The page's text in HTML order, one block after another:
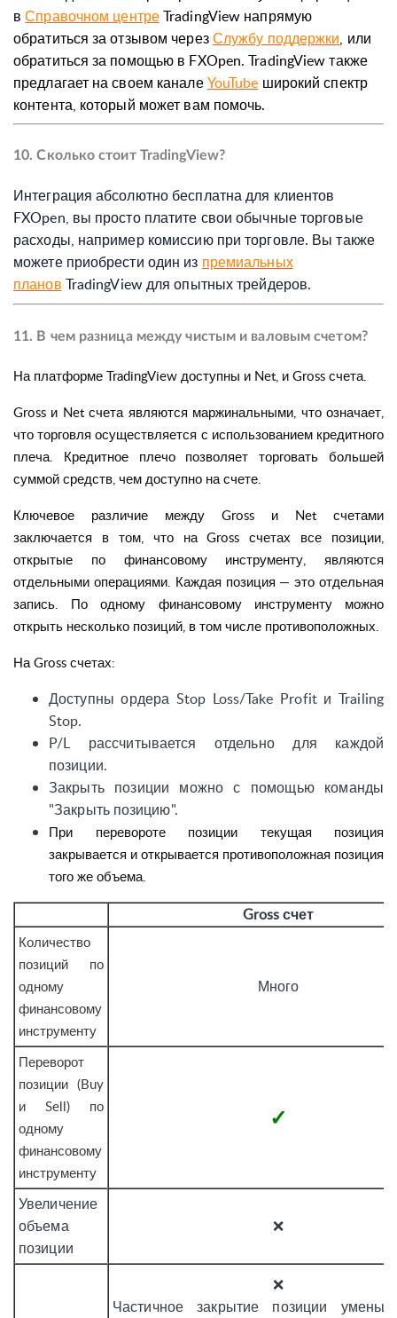
вСправочном центреTradingView напрямую
обратиться за отзывом черезСлужбу поддержки, или
обратиться за помощью в FXOpen. TradingView также
предлагает на своем каналеYouTube широкий спектр
контента, который может вам помочь.
10. Сколько стоит TradingView?
Интеграция абсолютно бесплатна для клиентов
FXOpen, вы просто платите свои обычные торговые
расходы, например комиссию при торговле. Вы также
можете приобрести один из премиальных
планов TradingView для опытных трейдеров.
11. В чем разница между чистым и валовым счетом?
На платформе TradingView доступны и Net, и Gross счета.
Gross и Net счета являются маржинальными, что означает,
что торговля осуществляется с использованием кредитного
плеча. Кредитное плечо позволяет торговать большей
суммой средств, чем доступно на счете.
Ключевое различие между Gross и Net счетами
заключается в том, что на Gross счетах все позиции,
открытые по финансовому инструменту, являются
отдельными операциями. Каждая позиция — это отдельная
запись. По одному финансовому инструменту можно
открыть несколько позиций, в том числе противоположных.
На Gross счетах:
Доступны ордера Stop Loss/Take Profit и Trailing
Stop.
P/L рассчитывается отдельно для каждой
позиции.
Закрыть позиции можно с помощью команды
"Закрыть позицию".
При перевороте позиции текущая позиция
закрывается и открывается противоположная позиция
того же объема.
Gross счет
Количество
позиций по
одному
финансовому
инструменту
Много
Переворот
позиции (Buy
и Sell) по
одному
финансовому
инструменту
✓
Увеличение
объема
позиции
❌
❌
Частичное закрытие позиции